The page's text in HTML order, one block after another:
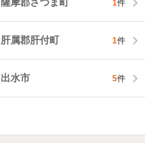
薩摩郡さつま町 1件
肝属郡肝付町 1件
出水市 5件